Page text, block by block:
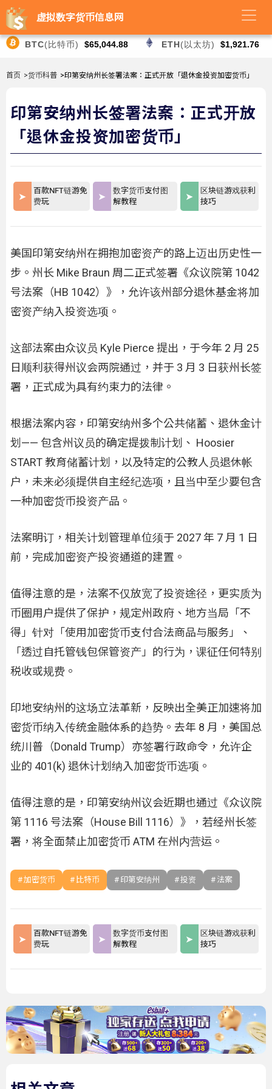
虚拟数字货币信息网
BTC(比特币) $65,044.88 ETH(以太坊) $1,921.76
首页 >货币科普 >印第安纳州长签署法案：正式开放「退休金投资加密货币」
印第安纳州长签署法案：正式开放
「退休金投资加密货币」
百款NFT链游免
费玩
数字货币支付图
解教程
区块链游戏获利
技巧
美国印第安纳州在拥抱加密资产的路上迈出历史性一
步。州长 Mike Braun 周二正式签署《众议院第 1042
号法案（HB 1042）》，允许该州部分退休基金将加
密资产纳入投资选项。
这部法案由众议员 Kyle Pierce 提出，于今年 2 月 25
日顺利获得州议会两院通过，并于 3 月 3 日获州长签
署，正式成为具有约束力的法律。
根据法案内容，印第安纳州多个公共储蓄、退休金计
划—— 包含州议员的确定提拨制计划、 Hoosier
START 教育储蓄计划，以及特定的公教人员退休帐
户，未来必须提供自主经纪选项，且当中至少要包含
一种加密货币投资产品。
法案明订，相关计划管理单位须于 2027 年 7 月 1 日
前，完成加密资产投资通道的建置。
值得注意的是，法案不仅放宽了投资途径，更实质为
币圈用户提供了保护，规定州政府、地方当局「不
得」针对「使用加密货币支付合法商品与服务」、
「透过自托管钱包保管资产」的行为，课征任何特别
税收或规费。
印地安纳州的这场立法革新，反映出全美正加速将加
密货币纳入传统金融体系的趋势。去年 8 月，美国总
统川普（Donald Trump）亦签署行政命令，允许企
业的 401(k) 退休计划纳入加密货币选项。
值得注意的是，印第安纳州议会近期也通过《众议院
第 1116 号法案（House Bill 1116）》，若经州长签
署，将全面禁止加密货币 ATM 在州内营运。
加密货币 比特币 印第安纳州 投资 法案
百款NFT链游免
费玩
数字货币支付图
解教程
区块链游戏获利
技巧